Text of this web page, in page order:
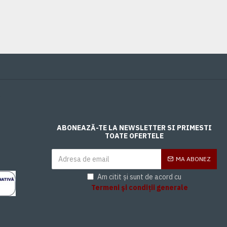
ABONEAZĂ-TE LA NEWSLETTER SI PRIMESTI
TOATE OFERTELE
MA ABONEZ
Am citit și sunt de acord cu
Termeni și condiții generale